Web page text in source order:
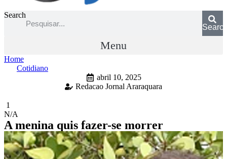
Search
Menu
Home
Cotidiano
abril 10, 2025
Redacao Jornal Araraquara
1
N/A
A menina quis fazer-se morrer